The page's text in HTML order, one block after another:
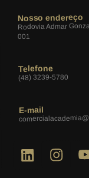
Nosso endereço
Rodovia Admar
001
Telefone
(48) 3239-5780
E-mail